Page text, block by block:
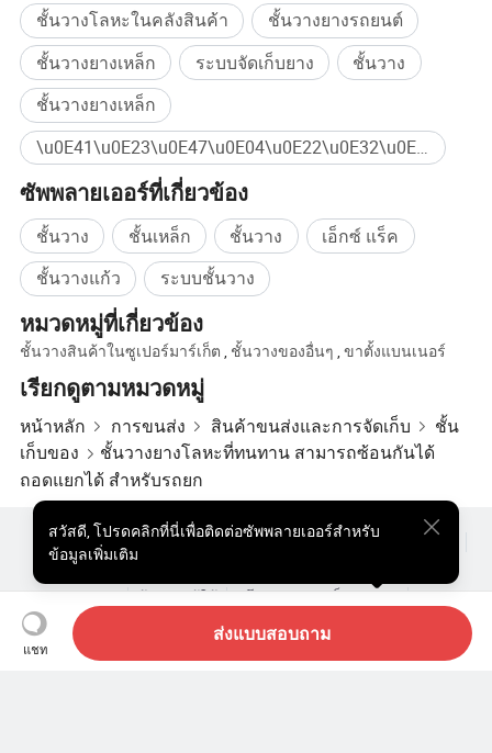
การบรรจุและการจัดส่ง
คำถามที่พบบ่อย
ชั้นวางโลหะในคลังสินค้า
ชั้นวางยางรถยนต์
ชั้นวางยางเหล็ก
ระบบจัดเก็บยาง
ชั้นวาง
ชั้นวางยางเหล็ก
\u0E41\u0E23\u0E47\u0E04\u0E22\u0E32\u0E07 ซื้อจำนวนมาก
ซัพพลายเออร์ที่เกี่ยวข้อง
ชั้นวาง ชั้นเหล็ก ชั้นวาง
เอ็กซ์ แร็ค
ชั้นวางแก้ว
ระบบชั้นวาง
หมวดหมู่ที่เกี่ยวข้อง
ชั้นวางสินค้าในซูเปอร์มาร์เก็ต , ชั้นวางของอื่นๆ ,ขาตั้งแบนเนอร์
เรียกดูตามหมวดหมู่
หน้าหลัก การขนส่ง สินค้าขนส่งและการจัดเก็บ
ชั้น
เก็บของ
ชั้นวางยางโลหะที่ทนทาน สามารถซ้อนกันได้
ถอดแยกได้ สำหรับรถยก
แชท
ส่งแบบสอบถาม
สวัสดี,โปรดคลิกที่นี่เพื่อติดต่อซัพพลายเออร์สำหรับ
ข้อมูลเพิ่มเติม
ผลิตภัณฑ์ยอดนิยม สินค้ายอดนิยม ราคา
ขายส่งผลิตภัณฑ์ร้อน
ซองจดหมาย
ข้อตกลงผู้ใช้ นโยบายความเป็นส่วนตัว
ติดต่อ
Copyright © 2026 Focus Technology Co., Ltd. All Rights Reserved